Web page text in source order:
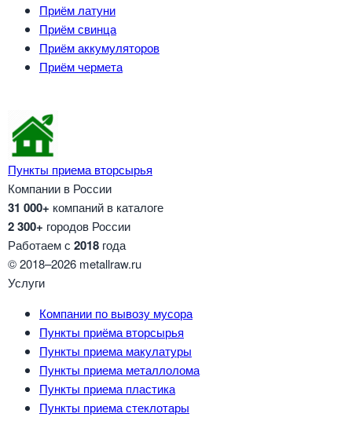
Приём латуни
Приём свинца
Приём аккумуляторов
Приём чермета
Пункты приема вторсырья
Компании в России
31 000+ компаний в каталоге
2 300+ городов России
Работаем с 2018 года
© 2018–2026 metallraw.ru
Услуги
Компании по вывозу мусора
Пункты приёма вторсырья
Пункты приема макулатуры
Пункты приема металлолома
Пункты приема пластика
Пункты приема стеклотары